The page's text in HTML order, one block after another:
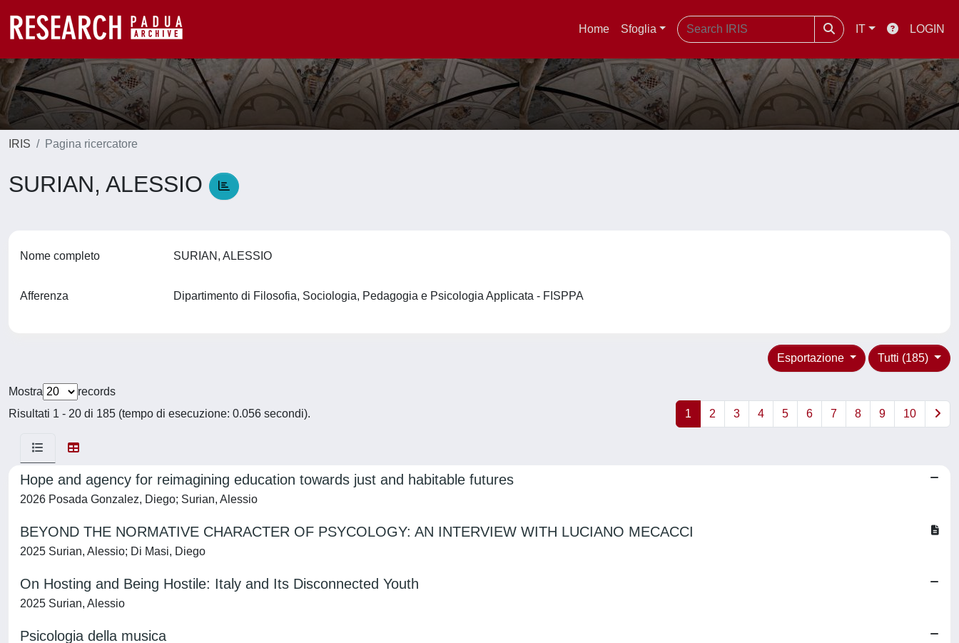
Home Sfoglia IT LOGIN
IRIS Pagina ricercatore
SURIAN, ALESSIO
Nome completo SURIAN, ALESSIO
Afferenza Dipartimento di Filosofia, Sociologia, Pedagogia e Psicologia Applicata - FISPPA
Tutti (185)
Esportazione
Mostra
records
Risultati 1 - 20 di 185 (tempo di esecuzione: 0.056 secondi).
1 2 3 4 5 6 7 8 9 10
Hope and agency for reimagining education towards just and habitable futures
2026 Posada Gonzalez, Diego; Surian, Alessio
BEYOND THE NORMATIVE CHARACTER OF PSYCOLOGY: AN INTERVIEW WITH LUCIANO MECACCI
2025 Surian, Alessio; Di Masi, Diego
On Hosting and Being Hostile: Italy and Its Disconnected Youth
2025 Surian, Alessio
Psicologia della musica